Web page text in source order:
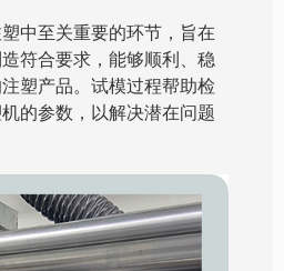
中至关重要的环节，旨在
符合要求，能够顺利、稳
塑产品。试模过程帮助检
的参数，以解决潜在问题